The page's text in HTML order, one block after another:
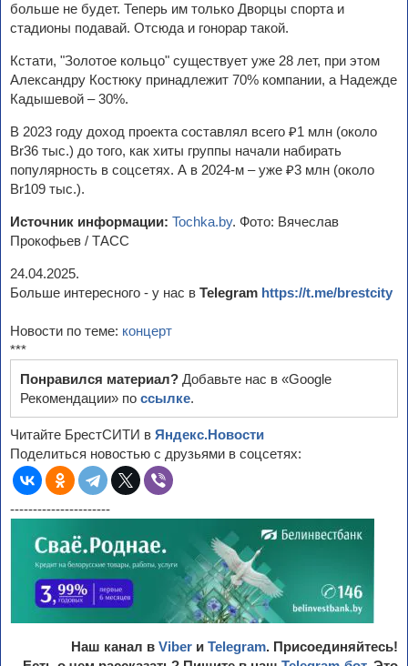
больше не будет. Теперь им только Дворцы спорта и
стадионы подавай. Отсюда и гонорар такой.
Кстати, "Золотое кольцо" существует уже 28 лет, при этом
Александру Костюку принадлежит 70% компании, а Надежде
Кадышевой – 30%.
В 2023 году доход проекта составлял всего ₽1 млн (около
Br36 тыс.) до того, как хиты группы начали набирать
популярность в соцсетях. А в 2024-м – уже ₽3 млн (около
Br109 тыс.).
Источник информации: Tochka.by. Фото: Вячеслав
Прокофьев / ТАСС
24.04.2025.
Больше интересного - у нас в Telegram https://t.me/brestcity
Новости по теме: концерт
***
Понравился материал? Добавьте нас в «Google
Рекомендации» по ссылке.
Читайте БрестСИТИ в Яндекс.Новости
Поделиться новостью с друзьями в соцсетях:
----------------------
Наш канал в Viber и Telegram. Присоединяйтесь!